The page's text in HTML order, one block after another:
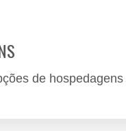
de hospedagens